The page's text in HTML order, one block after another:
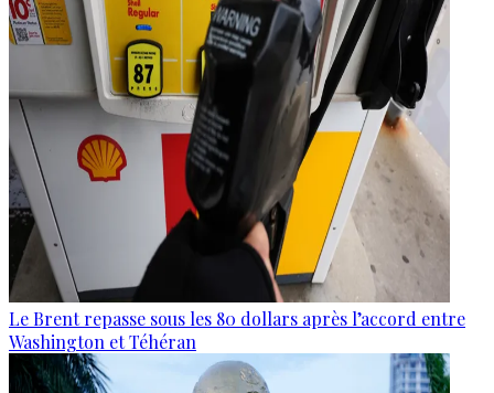
Le Brent repasse sous les 80 dollars après l’accord entre
Washington et Téhéran